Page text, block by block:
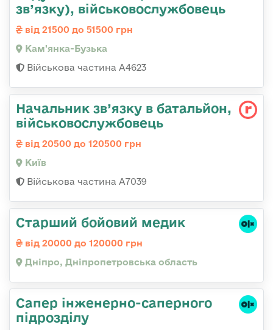
зв’язку), військовослужбовець
від 21500 до 51500 грн
Кам'янка-Бузька
Військова частина А4623
Начальник зв’язку в батальйон,
військовослужбовець
від 20500 до 120500 грн
Київ
Військова частина А7039
Старший бойовий медик
від 20000 до 120000 грн
Дніпро, Дніпропетровська область
Сапер інженерно-саперного
підрозділу